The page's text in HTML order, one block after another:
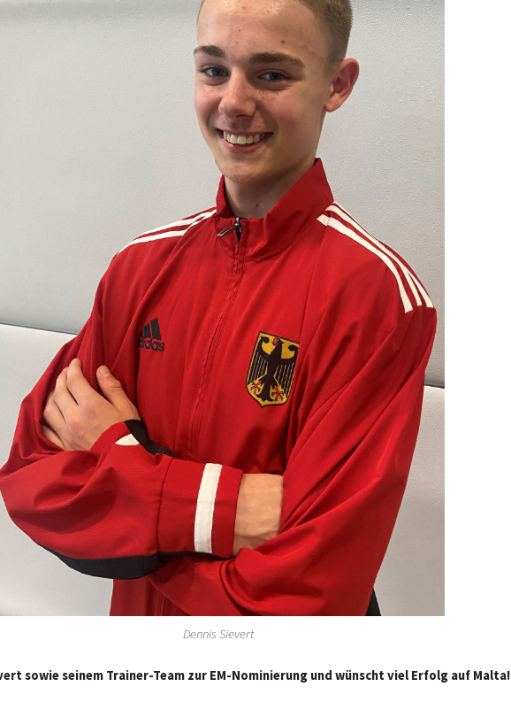
Dennis Sievert
sowie seinem Trainer-Team zur EM-Nominierung und wünscht viel Erfolg auf Malta!